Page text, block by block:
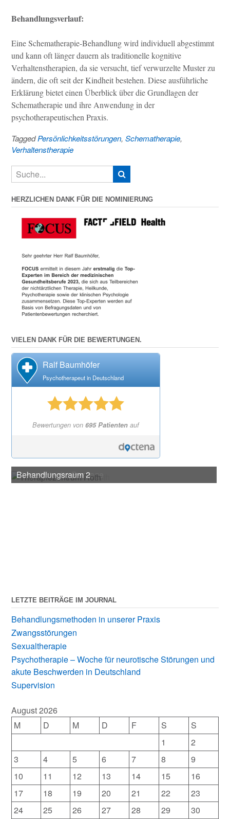
Behandlungsverlauf:
Eine Schematherapie-Behandlung wird individuell abgestimmt
und kann oft länger dauern als traditionelle kognitive
Verhaltenstherapien, da sie versucht, tief verwurzelte Muster zu
ändern, die oft seit der Kindheit bestehen. Diese ausführliche
Erklärung bietet einen Überblick über die Grundlagen der
Schematherapie und ihre Anwendung in der
psychotherapeutischen Praxis.
TaggedPersönlichkeitsstörungen, Schematherapie,
Verhaltenstherapie
HERZLICHEN DANK FÜR DIE NOMINIERUNG
VIELEN DANK FÜR DIE BEWERTUNGEN.
Ralf Baumhöfer
Psychotherapeut in Deutschland
Bewertungen von 695 Patienten auf
Eingang in die Passage
Behandlungsraum 2
LETZTE BEITRÄGE IM JOURNAL
Behandlungsmethoden in unserer Praxis
Zwangsstörungen
Sexualtherapie
Psychotherapie – Woche für neurotische Störungen und
akute Beschwerden in Deutschland
Supervision
August 2026
M
D M D F S
S
1
2
3
4 5 6 7 8
9
10
11 12 13 14 15
16
17
18 19 20 21 22
23
24
25 26 27 28 29
30